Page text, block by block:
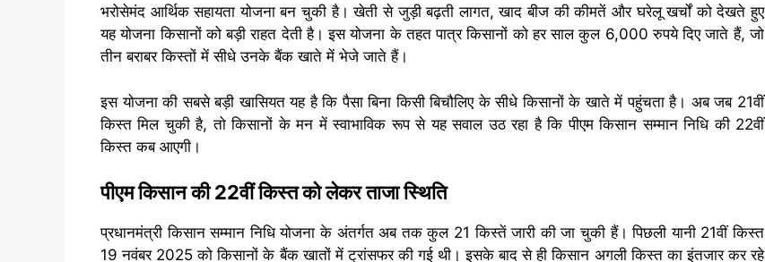
भरोसेमंद आर्थिक सहायता योजना बन चुकी है। खेती से जुड़ी बढ़ती लागत, खाद बीज की कीमतें और घरेलू खर्चों को देखते हुए
यह योजना किसानों को बड़ी राहत देती है। इस योजना के तहत पात्र किसानों को हर साल कुल 6,000 रुपये दिए जाते हैं, जो
तीन बराबर किस्तों में सीधे उनके बैंक खाते में भेजे जाते हैं।
इस योजना की सबसे बड़ी खासियत यह है कि पैसा बिना किसी बिचौलिए के सीधे किसानों के खाते में पहुंचता है। अब जब 21वीं
किस्त मिल चुकी है, तो किसानों के मन में स्वाभाविक रूप से यह सवाल उठ रहा है कि पीएम किसान सम्मान निधि की 22वीं
किस्त कब आएगी।
पीएम किसान की 22वीं किस्त को लेकर ताजा स्थिति
प्रधानमंत्री किसान सम्मान निधि योजना के अंतर्गत अब तक कुल 21 किस्तें जारी की जा चुकी हैं। पिछली यानी 21वीं किस्त
19 नवंबर 2025 को किसानों के बैंक खातों में ट्रांसफर की गई थी। इसके बाद से ही किसान अगली किस्त का इंतजार कर रहे